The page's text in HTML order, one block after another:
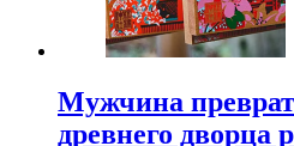
Мужчина
древнего дворца